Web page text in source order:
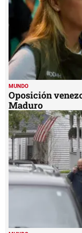
MUNDO
Oposición
Maduro